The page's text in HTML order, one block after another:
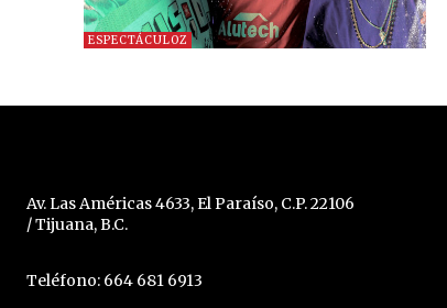
ESPECTÁCULOZ
Av. Las Américas 4633, El Paraíso, C.P. 22106
/ Tijuana, B.C.
Teléfono: 664 681 6913